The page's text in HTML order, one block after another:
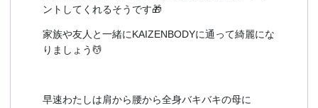
ントしてくれるそうです🎁
家族や友人と一緒にKAIZENBODYに通って綺麗にな
りましょう💆
早速わたしは肩から腰から全身バキバキの母に